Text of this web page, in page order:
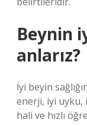
Beynin
anlarız?
İyi beyin
enerji, iyi uyku,
hali ve hızlı